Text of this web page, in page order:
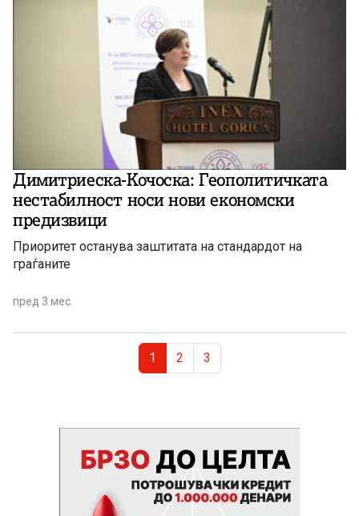
Димитриеска-Кочоска: Геополитичката
нестабилност носи нови економски
предизвици
Приоритет останува заштитата на стандардот на
граѓаните
пред 3 мес.
Current Page
1 Page
2 Page
3